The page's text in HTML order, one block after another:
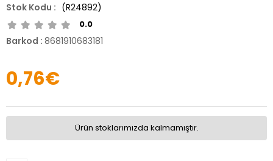
(R24892)
0.0
Barkod : 8681910683181
0,76€
Ürün stoklarımızda kalmamıştır.